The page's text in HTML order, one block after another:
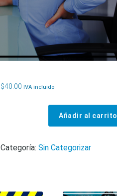
$40.00 IVA incluido
Añadir al carrito
Categoría:Sin Categorizar